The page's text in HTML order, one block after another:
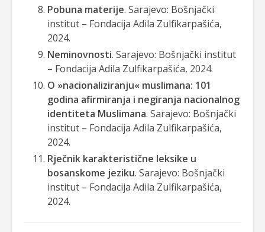
Pobuna materije. Sarajevo: Bošnjački
institut – Fondacija Adila Zulfikarpašića,
2024.
Neminovnosti. Sarajevo: Bošnjački institut
– Fondacija Adila Zulfikarpašića, 2024.
O »nacionaliziranju« muslimana: 101
godina afirmiranja i negiranja nacionalnog
identiteta Muslimana. Sarajevo: Bošnjački
institut – Fondacija Adila Zulfikarpašića,
2024.
Rječnik karakteristične leksike u
bosanskome jeziku. Sarajevo: Bošnjački
institut – Fondacija Adila Zulfikarpašića,
2024.